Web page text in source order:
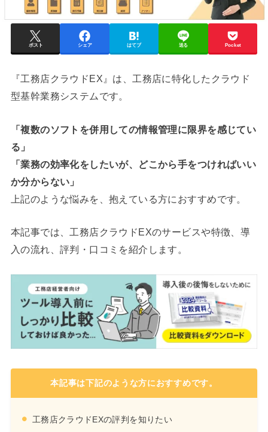
ポスト シェア はてブ 送る Pocket
『工務店クラウドEX』は、工務店に特化したクラウド
型基幹業務システムです。
「複数のソフトを併用しての情報管理に限界を感じてい
る」
「業務の効率化をしたいが、どこから手をつければいい
か分からない」
上記のような悩みを、抱えている方におすすめです。
本記事では、工務店クラウドEXのサービスや特徴、導
入の流れ、評判・口コミを紹介します。
本記事は下記のような方におすすめです。
工務店クラウドEXの評判を知りたい